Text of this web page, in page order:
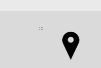
:::